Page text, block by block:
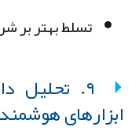
تسلط بهتر بر
۹. تحلیل
هوشمند